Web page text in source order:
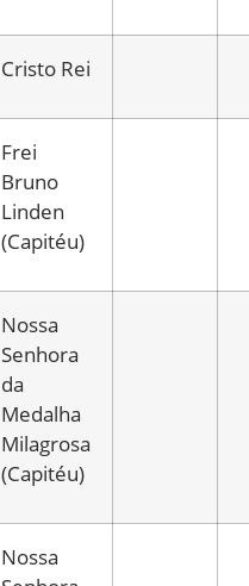
Cristo Rei
Frei
Bruno
Linden
(Capitéu)
Nossa
Senhora
da
Medalha
Milagrosa
(Capitéu)
Nossa